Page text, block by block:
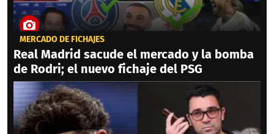
MERCADO DE FICHAJES
Real Madrid sacude el mercado y la bomba
de Rodri; el nuevo fichaje del PSG